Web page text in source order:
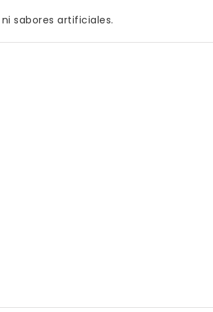
sabores artificiales.